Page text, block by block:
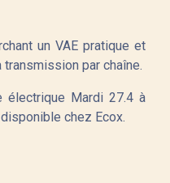
un VAE pratique et
par chaîne.
électrique Mardi 27.4 à
chez Ecox.